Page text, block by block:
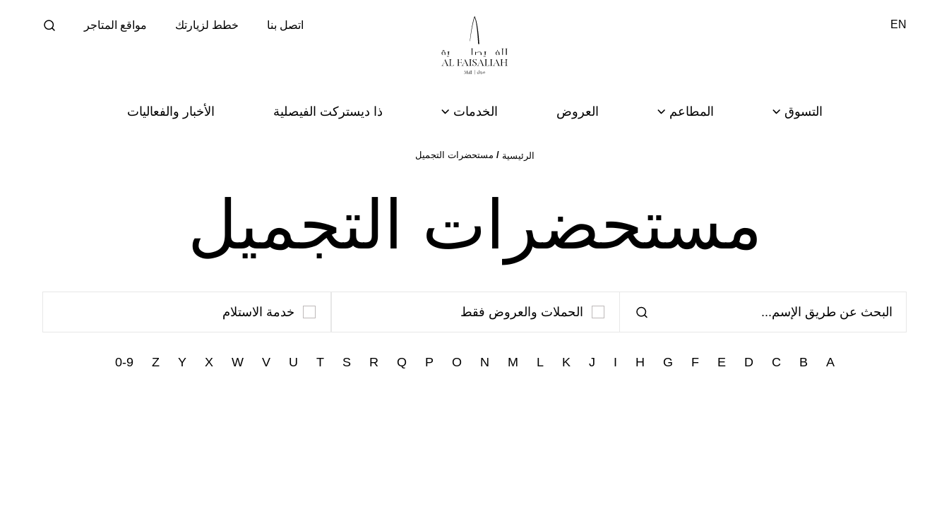
EN اتصل بنا خطط لزيارتك مواقع المتاجر
التسوق المطاعم العروض الخدمات ذا ديستركت الفيصلية الأخبار والفعاليات
الرئيسية مستحضرات التجميل
مستحضرات التجميل
الحملات والعروض فقط خدمة الاستلام
A
B
C
D
E
F
G
H
I
J
K
L
M
N
O
P
Q
R
S
T
U
V
W
X
Y
Z
0-9